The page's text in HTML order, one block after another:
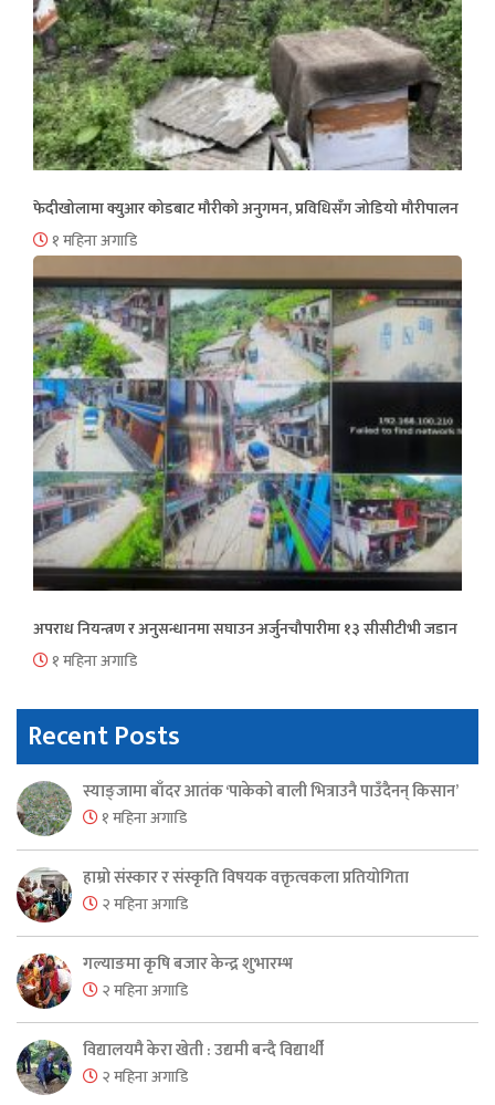
फेदीखोलामा क्युआर कोडबाट मौरीको अनुगमन, प्रविधिसँग जोडियो मौरीपालन
१ महिना अगाडि
अपराध नियन्त्रण र अनुसन्धानमा सघाउन अर्जुनचौपारीमा १३ सीसीटीभी जडान
१ महिना अगाडि
Recent Posts
स्याङ्जामा बाँदर आतंक ‘पाकेको बाली भित्राउनै पाउँदैनन् किसान’
१ महिना अगाडि
हाम्रो संस्कार र संस्कृति विषयक वक्तृत्वकला प्रतियोगिता
२ महिना अगाडि
गल्याङमा कृषि बजार केन्द्र शुभारम्भ
२ महिना अगाडि
विद्यालयमै केरा खेती : उद्यमी बन्दै विद्यार्थी
२ महिना अगाडि